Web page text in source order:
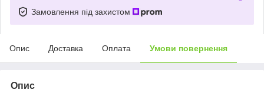
Замовлення під захистом
Опис Доставка Оплата Умови повернення
Опис